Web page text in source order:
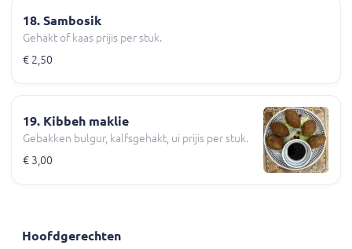
18. Sambosik
Gehakt of kaas prijis per stuk.
€ 2,50
19. Kibbeh maklie
Gebakken bulgur, kalfsgehakt, ui prijis per stuk.
€ 3,00
Hoofdgerechten